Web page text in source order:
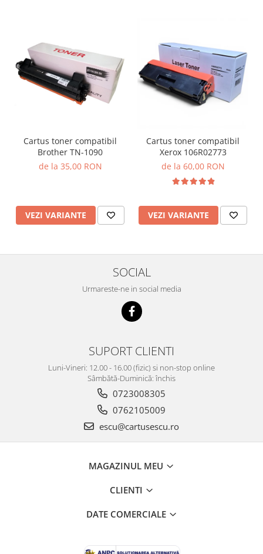
Cartus toner compatibil
Brother TN-1090
de la 35,00 RON
VEZI VARIANTE
Cartus toner compatibil
Xerox 106R02773
de la 60,00 RON
VEZI VARIANTE
SOCIAL
Urmareste-ne in social media
SUPORT CLIENTI
Luni-Vineri: 12.00 - 16.00 (fizic) si non-stop online
Sâmbătă-Duminică: închis
0723008305
0762105009
escu@cartusescu.ro
MAGAZINUL MEU
CLIENTI
DATE COMERCIALE